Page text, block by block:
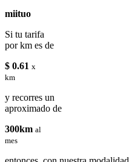
miituo
Si tu tarifa
por km es de
$ 0.61 x
km
y recorres un
aproximado de
300km al
mes